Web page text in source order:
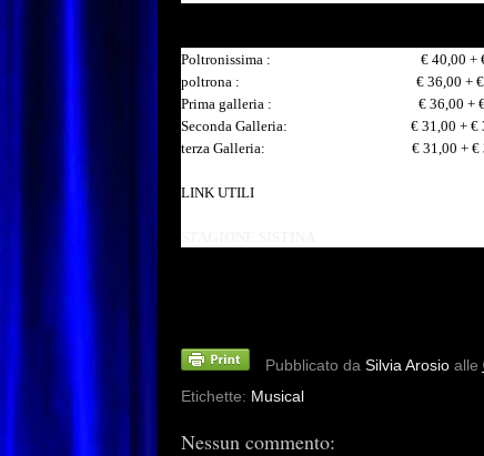
Poltronissima : € 40,00 +
poltrona : € 36,00 + €
Prima galleria : € 36,00 +
Seconda Galleria: € 31,00 + €
terza Galleria: € 31,00 + €
LINK UTILI
Pubblicato da Silvia Arosio alle
Etichette: Musical
Nessun commento: